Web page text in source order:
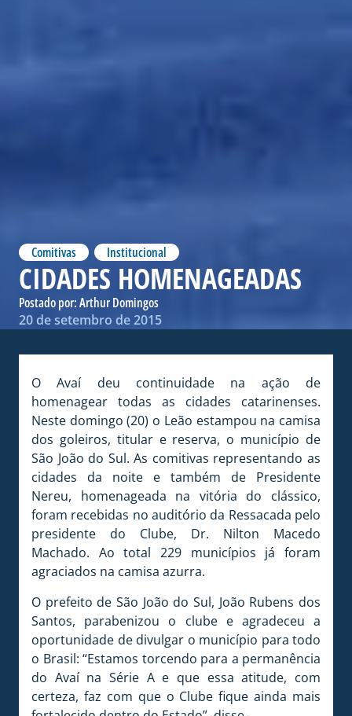
Comitivas , Institucional
CIDADES HOMENAGEADAS
Postado por:Arthur Domingos
20 de setembro de 2015
O Avaí deu continuidade na ação de
homenagear todas as cidades catarinenses.
Neste domingo (20) o Leão estampou na camisa
dos goleiros, titular e reserva, o município de
São João do Sul. As comitivas representando as
cidades da noite e também de Presidente
Nereu, homenageada na vitória do clássico,
foram recebidas no auditório da Ressacada pelo
presidente do Clube, Dr. Nilton Macedo
Machado. Ao total 229 municípios já foram
agraciados na camisa azurra.
O prefeito de São João do Sul, João Rubens dos
Santos, parabenizou o clube e agradeceu a
oportunidade de divulgar o município para todo
o Brasil: “Estamos torcendo para a permanência
do Avaí na Série A e que essa atitude, com
certeza, faz com que o Clube fique ainda mais